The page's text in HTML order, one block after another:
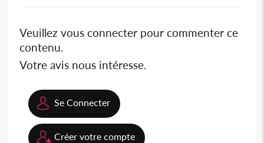
Veuillez vous connecter pour commenter ce
contenu.
Votre avis nous intéresse.
Se Connecter
Créer votre compte